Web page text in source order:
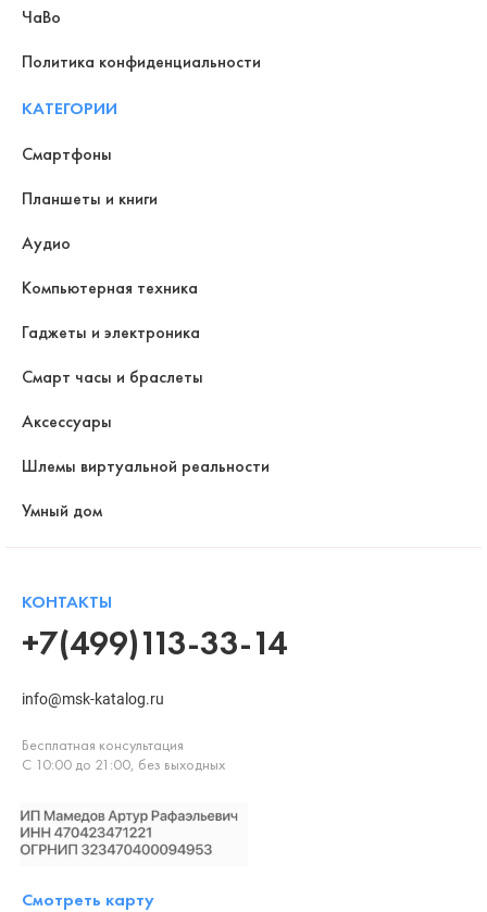
ЧаВо
Политика конфиденциальности
КАТЕГОРИИ
Смартфоны
Планшеты и книги
Аудио
Компьютерная техника
Гаджеты и электроника
Смарт часы и браслеты
Аксессуары
Шлемы виртуальной реальности
Умный дом
КОНТАКТЫ
+7(499)113-33-14
info@msk-katalog.ru
Бесплатная консультация
С 10:00 до 21:00, без выходных
Смотреть карту